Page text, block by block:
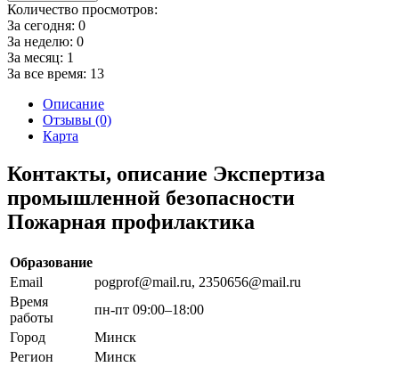
Количество просмотров:
За сегодня: 0
За неделю: 0
За месяц: 1
За все время: 13
Описание
Отзывы (0)
Карта
Контакты, описание Экспертиза
промышленной безопасности
Пожарная профилактика
Образование
Email
pogprof@mail.ru, 2350656@mail.ru
Время
работы
пн-пт 09:00–18:00
Город
Минск
Регион
Минск